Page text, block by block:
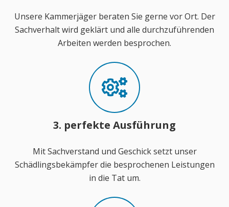
Unsere Kammerjäger beraten Sie gerne vor Ort. Der
Sachverhalt wird geklärt und alle durchzuführenden
Arbeiten werden besprochen.
3. perfekte Ausführung
Mit Sachverstand und Geschick setzt unser
Schädlingsbekämpfer die besprochenen Leistungen
in die Tat um.